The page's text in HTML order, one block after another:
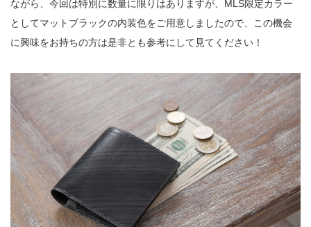
ながら、今回は特別に数量に限りはありますが、MLS限定カラー
としてマットブラックの内装色をご用意しましたので、この機会
に興味をお持ちの方は是非とも参考にして見てください！